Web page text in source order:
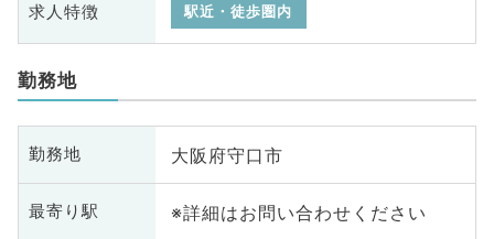
求人特徴 駅近・徒歩圏内
勤務地
勤務地 大阪府守口市
最寄り駅 ※詳細はお問い合わせください